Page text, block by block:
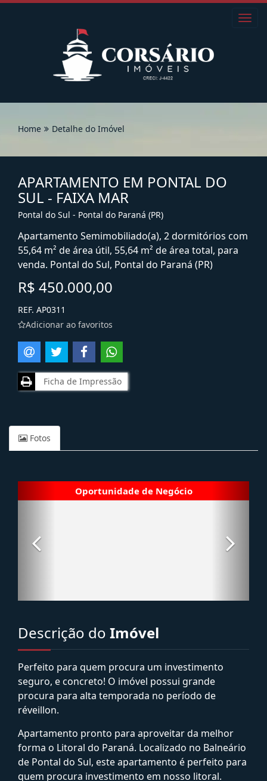
Home Detalhe do Imóvel
APARTAMENTO EM PONTAL DO
SUL - FAIXA MAR
Pontal do Sul - Pontal do Paraná (PR)
Apartamento Semimobiliado(a), 2 dormitórios com
55,64 m² de área útil, 55,64 m² de área total, para
venda. Pontal do Sul, Pontal do Paraná (PR)
R$ 450.000,00
REF. AP0311
Adicionar ao favoritos
Ficha de Impressão
Fotos
Descrição do Imóvel
Perfeito para quem procura um investimento
seguro, e concreto! O imóvel possui grande
procura para alta temporada no período de
réveillon.
Apartamento pronto para aproveitar da melhor
forma o Litoral do Paraná. Localizado no Balneário
de Pontal do Sul, este apartamento é perfeito para
quem procura investimento em nosso litoral.